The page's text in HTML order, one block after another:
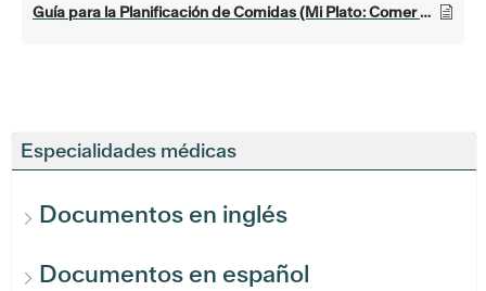
Especialidades médicas
Documentos en inglés
Documentos en español
Guía para la Planificación de Comidas (Mi Plato: Comer Saludable para la Enfermedad Renal Crónica)